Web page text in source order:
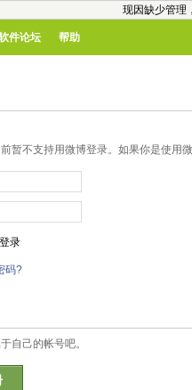
现因缺少管理
件论坛 帮助
暂不支持用微博登录。如果你是使用
录
码?
自己的帐号吧。